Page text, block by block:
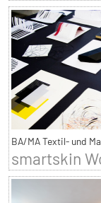
BA/MA Textil- und
smartskin